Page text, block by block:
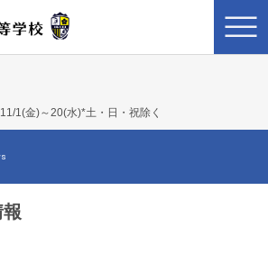
1(金)～20(水)*土・日・祝除く
報